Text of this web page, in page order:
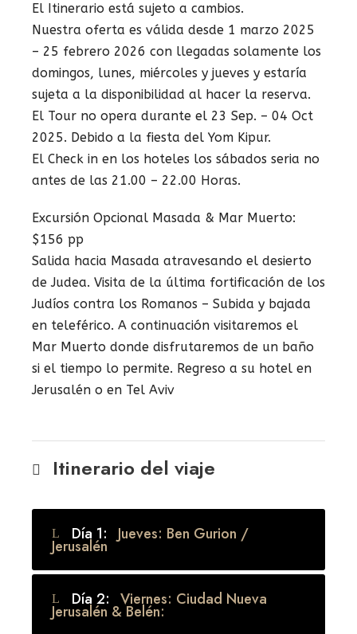
El Itinerario está sujeto a cambios.
Nuestra oferta es válida desde 1 marzo 2025
– 25 febrero 2026 con llegadas solamente los
domingos, lunes, miércoles y jueves y estaría
sujeta a la disponibilidad al hacer la reserva.
El Tour no opera durante el 23 Sep. – 04 Oct
2025. Debido a la fiesta del Yom Kipur.
El Check in en los hoteles los sábados seria no
antes de las 21.00 – 22.00 Horas.
Excursión Opcional Masada & Mar Muerto:
$156 pp
Salida hacia Masada atravesando el desierto
de Judea. Visita de la última fortificación de los
Judíos contra los Romanos – Subida y bajada
en teleférico. A continuación visitaremos el
Mar Muerto donde disfrutaremos de un baño
si el tiempo lo permite. Regreso a su hotel en
Jerusalén o en Tel Aviv
Itinerario del viaje
Día 1: Jueves: Ben Gurion /
Jerusalén
Día 2: Viernes: Ciudad Nueva
Jerusalén & Belén: